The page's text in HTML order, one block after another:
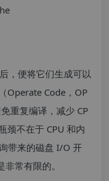
，便将它们生成可以
Operate Code，OP
重复编译，减少 CP
颈不在于 CPU 和内
带来的磁盘 I/O 开
常有限的。